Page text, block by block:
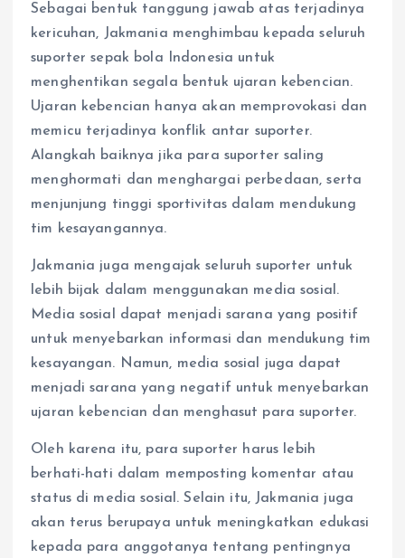
Sebagai bentuk tanggung jawab atas terjadinya
kericuhan, Jakmania menghimbau kepada seluruh
suporter sepak bola Indonesia untuk
menghentikan segala bentuk ujaran kebencian.
Ujaran kebencian hanya akan memprovokasi dan
memicu terjadinya konflik antar suporter.
Alangkah baiknya jika para suporter saling
menghormati dan menghargai perbedaan, serta
menjunjung tinggi sportivitas dalam mendukung
tim kesayangannya.
Jakmania juga mengajak seluruh suporter untuk
lebih bijak dalam menggunakan media sosial.
Media sosial dapat menjadi sarana yang positif
untuk menyebarkan informasi dan mendukung tim
kesayangan. Namun, media sosial juga dapat
menjadi sarana yang negatif untuk menyebarkan
ujaran kebencian dan menghasut para suporter.
Oleh karena itu, para suporter harus lebih
berhati-hati dalam memposting komentar atau
status di media sosial. Selain itu, Jakmania juga
akan terus berupaya untuk meningkatkan edukasi
kepada para anggotanya tentang pentingnya